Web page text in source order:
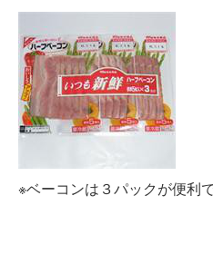
※ベーコンは３パックが便利で